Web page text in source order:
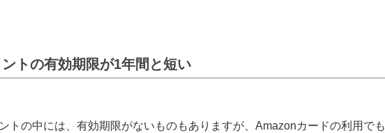
トの有効期限が1年間と短い
トの中には、有効期限がないものもありますが、Amazonカードの利用でも